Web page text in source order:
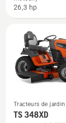
26,3 hp
Voir
Tracteurs de jardin
TS 348XD